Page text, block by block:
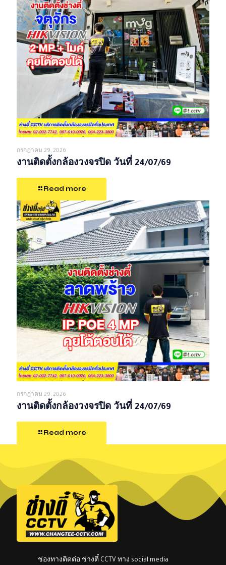
กรกฎาคม 29, 2026
งานติดตั้งกล้องวงจรปิด วันที่ 24/07/69
Read more
กรกฎาคม 29, 2026
งานติดตั้งกล้องวงจรปิด วันที่ 24/07/69
Read more
ช่องทางติดต่อ ช่างตี๋ CCTV ทาง social media